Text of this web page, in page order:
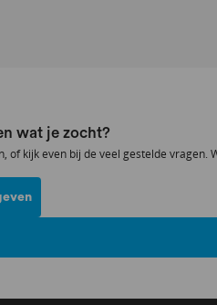
wat je zocht?
of kijk even bij de veel gestelde vragen.